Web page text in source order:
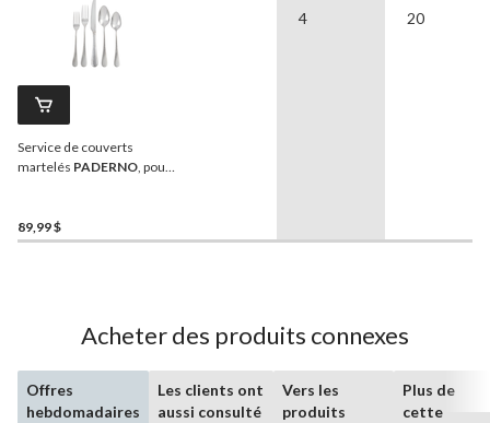
Service de couverts
martelés PADERNO, pour
89,99 $
4 20
Acheter des produits connexes
Offres
hebdomadaires
Les clients ont
aussi consulté
Vers les
produits
Plus de
cette